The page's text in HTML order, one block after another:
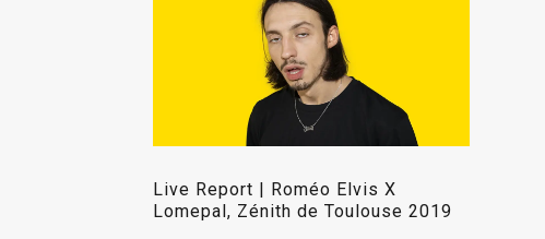
Live Report | Roméo Elvis X
Lomepal, Zénith de Toulouse 2019